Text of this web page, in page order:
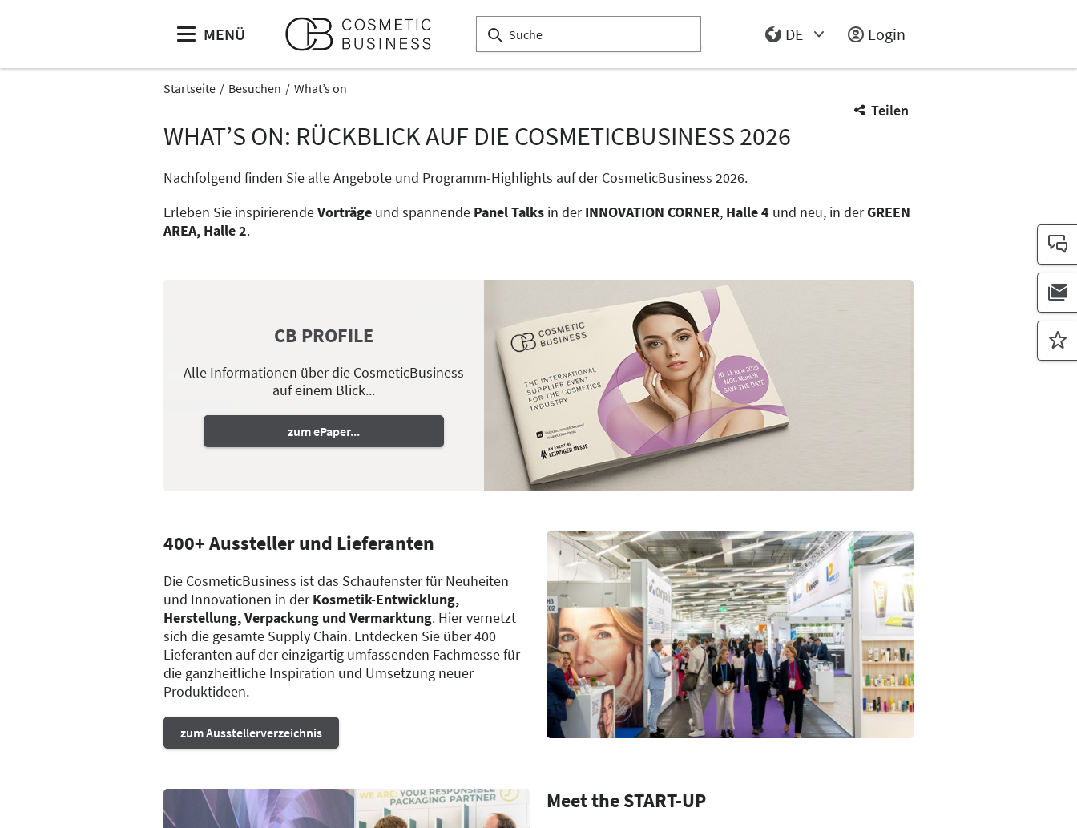
MENÜ
DE
Login
Startseite Besuchen What’s on
Teilen
WHAT’S ON: RÜCKBLICK AUF DIE COSMETICBUSINESS 2026
Nachfolgend finden Sie alle Angebote und Programm-Highlights auf der CosmeticBusiness 2026.
Erleben Sie inspirierendeVorträge und spannende Panel Talks in derINNOVATION CORNER, Halle 4 und neu, in derGREEN
AREA, Halle 2.
CB PROFILE
Alle Informationen über die CosmeticBusiness
auf einem Blick...
zum ePaper...
400+ Aussteller und Lieferanten
Die CosmeticBusiness ist das Schaufenster für Neuheiten
und Innovationen in derKosmetik-Entwicklung,
Herstellung, Verpackung und Vermarktung. Hier vernetzt
sich die gesamte Supply Chain. Entdecken Sie über 400
Lieferanten auf der einzigartig umfassenden Fachmesse für
die ganzheitliche Inspiration und Umsetzung neuer
Produktideen.
zum Ausstellerverzeichnis
Meet the START-UP